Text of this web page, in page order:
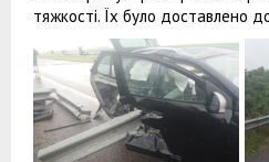
тяжкості. Їх було доставлено до